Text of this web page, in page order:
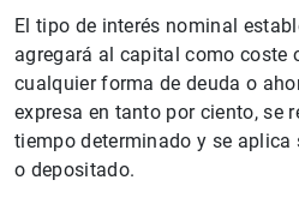
El tipo de interés nominal
agregará al capital como coste
cualquier forma de deuda o
expresa en tanto por ciento, se
tiempo determinado y se aplica
o depositado.